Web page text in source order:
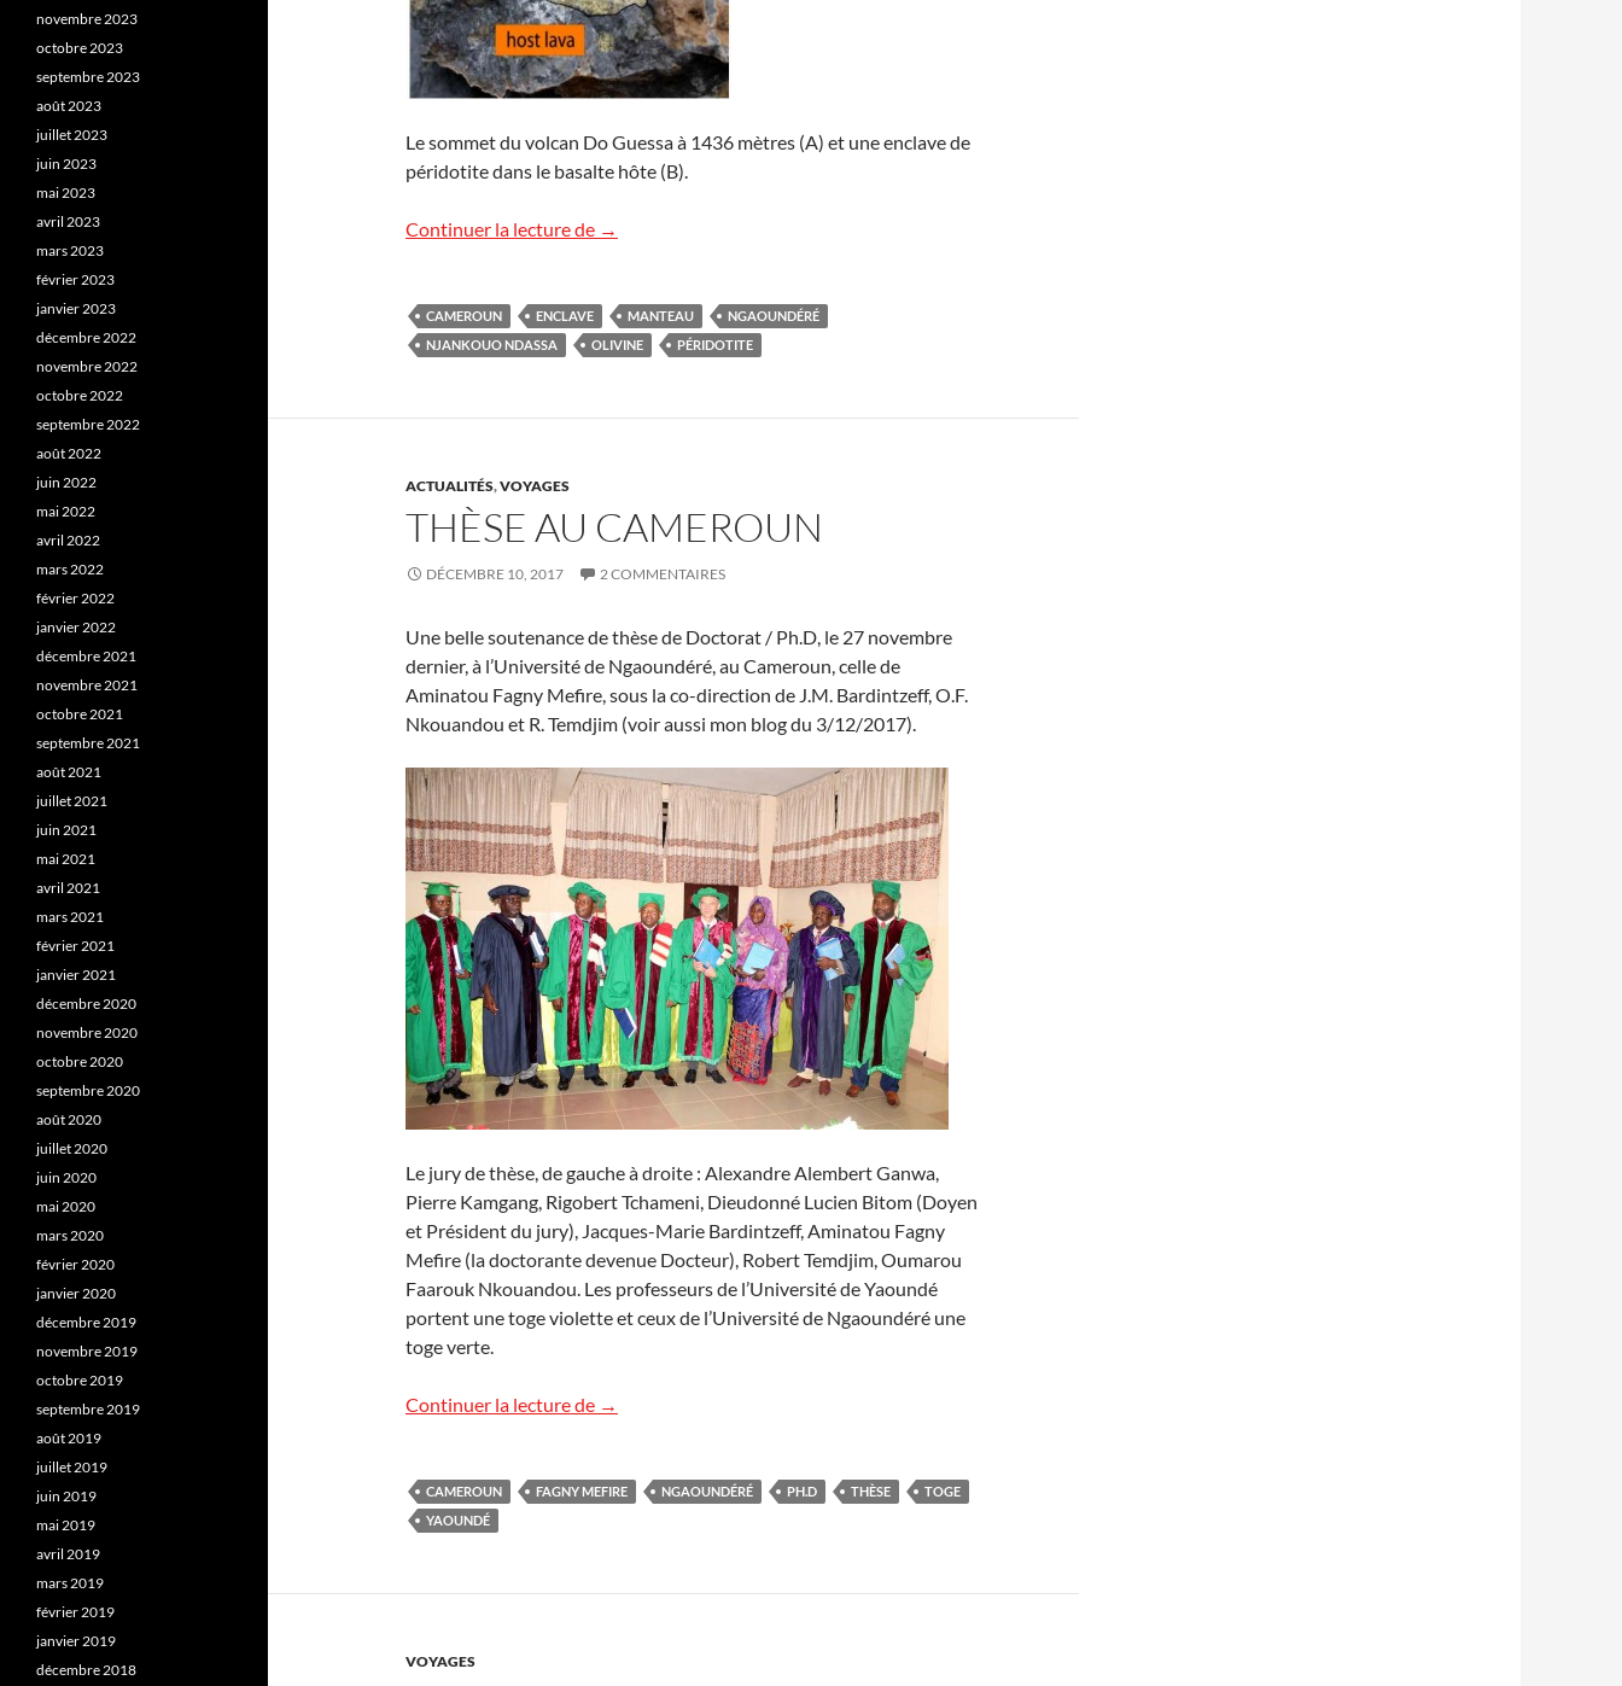
Le sommet du volcan Do Guessa à 1436 mètres (A) et une enclave de
péridotite dans le basalte hôte (B).
Continuer la lecture de Un basalte à enclaves de péridotite au Cameroun
→
CAMEROUN ENCLAVE MANTEAU
NGAOUNDÉRÉ
NJANKOUO NDASSA
OLIVINE PÉRIDOTITE
ACTUALITÉS,VOYAGES
THÈSE AU CAMEROUN
DÉCEMBRE 10, 2017 2 COMMENTAIRES
Une belle soutenance de thèse de Doctorat / Ph.D, le 27 novembre
dernier, à l’Université de Ngaoundéré, au Cameroun, celle de
Aminatou Fagny Mefire, sous la co-direction de J.M. Bardintzeff, O.F.
Nkouandou et R. Temdjim (voir aussi mon blog du 3/12/2017).
Le jury de thèse, de gauche à droite : Alexandre Alembert Ganwa,
Pierre Kamgang, Rigobert Tchameni, Dieudonné Lucien Bitom (Doyen
et Président du jury), Jacques-Marie Bardintzeff, Aminatou Fagny
Mefire (la doctorante devenue Docteur), Robert Temdjim, Oumarou
Faarouk Nkouandou. Les professeurs de l’Université de Yaoundé
portent une toge violette et ceux de l’Université de Ngaoundéré une
toge verte.
Continuer la lecture de Thèse au Cameroun
→
CAMEROUN FAGNY MEFIRE NGAOUNDÉRÉ PH.D THÈSE
TOGE
YAOUNDÉ
VOYAGES
novembre 2023
octobre 2023
septembre 2023
août 2023
juillet 2023
juin 2023
mai 2023
avril 2023
mars 2023
février 2023
janvier 2023
décembre 2022
novembre 2022
octobre 2022
septembre 2022
août 2022
juin 2022
mai 2022
avril 2022
mars 2022
février 2022
janvier 2022
décembre 2021
novembre 2021
octobre 2021
septembre 2021
août 2021
juillet 2021
juin 2021
mai 2021
avril 2021
mars 2021
février 2021
janvier 2021
décembre 2020
novembre 2020
octobre 2020
septembre 2020
août 2020
juillet 2020
juin 2020
mai 2020
mars 2020
février 2020
janvier 2020
décembre 2019
novembre 2019
octobre 2019
septembre 2019
août 2019
juillet 2019
juin 2019
mai 2019
avril 2019
mars 2019
février 2019
janvier 2019
décembre 2018